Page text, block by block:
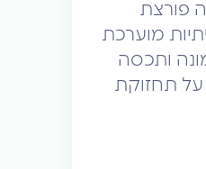
פורצת
מוערכת
ותכסה
על תחזוקת